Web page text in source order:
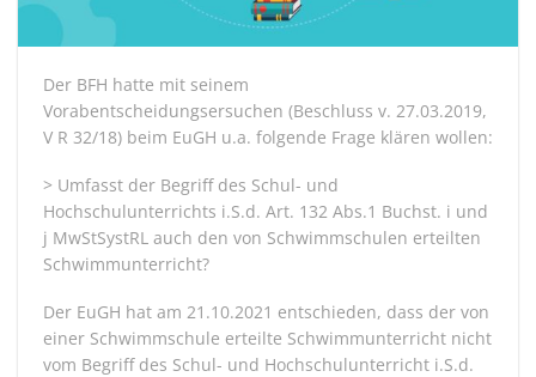
Der BFH hatte mit seinem
Vorabentscheidungsersuchen (Beschluss v. 27.03.2019,
V R 32/18) beim EuGH u.a. folgende Frage klären wollen:
> Umfasst der Begriff des Schul- und
Hochschulunterrichts i.S.d. Art. 132 Abs.1 Buchst. i und
j MwStSystRL auch den von Schwimmschulen erteilten
Schwimmunterricht?
Der EuGH hat am 21.10.2021 entschieden, dass der von
einer Schwimmschule erteilte Schwimmunterricht nicht
vom Begriff des Schul- und Hochschulunterricht i.S.d.